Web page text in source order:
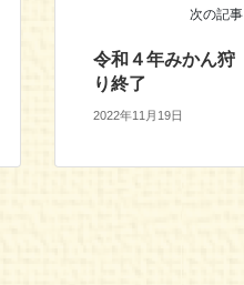
次の記事
令和４年みかん狩
り終了
2022年11月19日